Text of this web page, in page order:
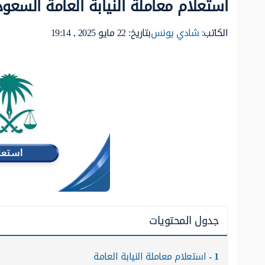
استعلام معاملة النيابة العامة
الكاتب:شادي يونسبتاريخ: 22 مايو 2025 , 19:14
جدول المحتويات
1 استعلام معاملة النيابة العامة